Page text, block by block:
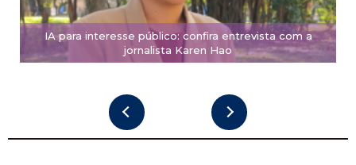
IA para interesse público: confira entrevista com a
jornalista Karen Hao